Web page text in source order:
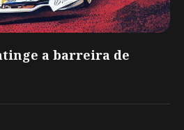
a barreira de